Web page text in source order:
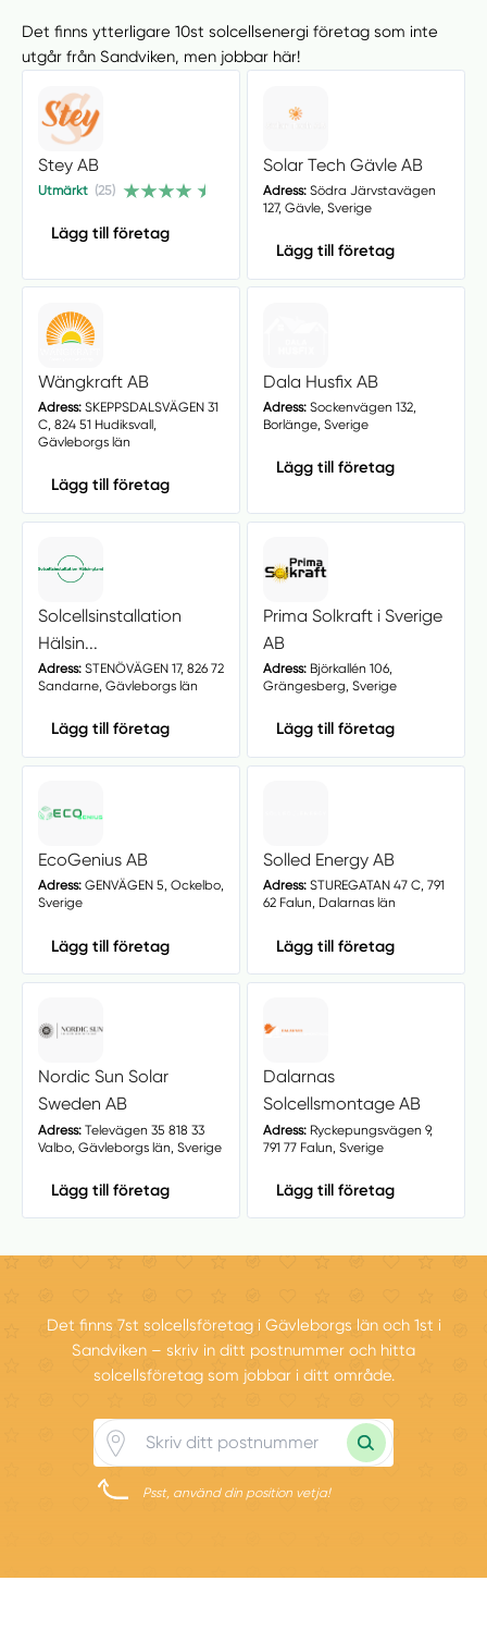
Det finns ytterligare 10st solcellsenergi företag som inte
utgår från Sandviken, men jobbar här!
Stey AB
Utmärkt (25)
Lägg till företag
Solar Tech Gävle AB
Adress:Södra Järvstavägen
127, Gävle, Sverige
Lägg till företag
Wängkraft AB
Adress:SKEPPSDALSVÄGEN 31
C, 824 51 Hudiksvall,
Gävleborgs län
Lägg till företag
Dala Husfix AB
Adress:Sockenvägen 132,
Borlänge, Sverige
Lägg till företag
Solcellsinstallation
Hälsin...
Adress:STENÖVÄGEN 17, 826 72
Sandarne, Gävleborgs län
Lägg till företag
Prima Solkraft i Sverige
AB
Adress:Björkallén 106,
Grängesberg, Sverige
Lägg till företag
EcoGenius AB
Adress:GENVÄGEN 5, Ockelbo,
Sverige
Lägg till företag
Solled Energy AB
Adress:STUREGATAN 47 C, 791
62 Falun, Dalarnas län
Lägg till företag
Nordic Sun Solar
Sweden AB
Adress:Televägen 35 818 33
Valbo, Gävleborgs län, Sverige
Lägg till företag
Dalarnas
Solcellsmontage AB
Adress:Ryckepungsvägen 9,
791 77 Falun, Sverige
Lägg till företag
Det finns 7st solcellsföretag i Gävleborgs län och 1st i
Sandviken – skriv in ditt postnummer och hitta
solcellsföretag som jobbar i ditt område.
Psst, använd din position vetja!